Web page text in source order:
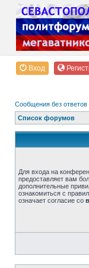
Вход
Сообщения без ответов
Список форумов
Для входа на
предоставляет вам
дополнительные
ознакомиться с
означает согласие со